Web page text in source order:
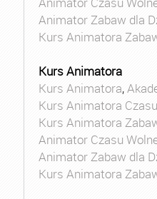
Animator Zabaw dla
Kurs Animatora
Kurs Animatora
Kurs Animatora,
Kurs Animatora
Kurs Animatora
Animator Czasu
Animator Zabaw dla
Kurs Animatora